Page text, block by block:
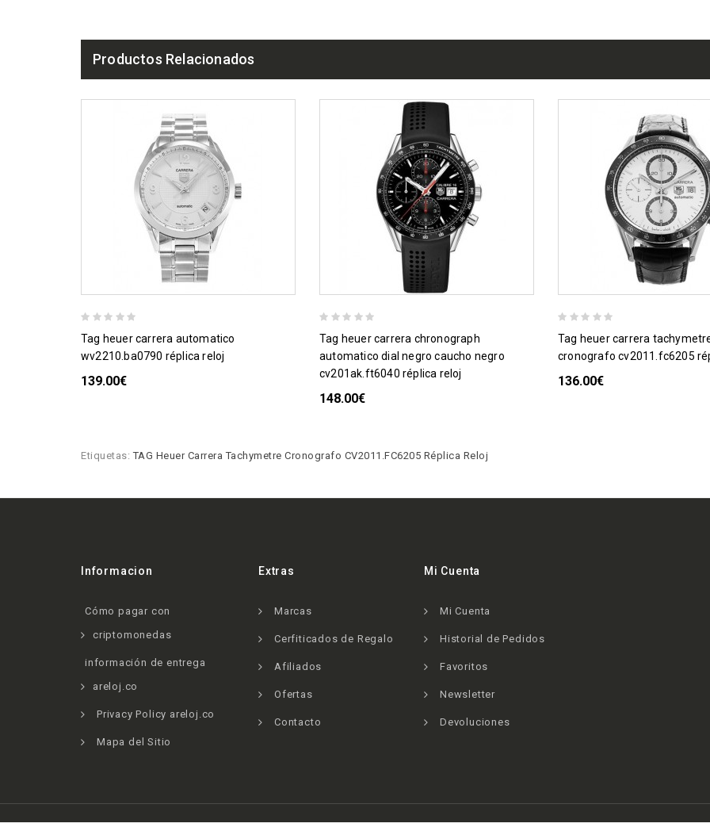
Productos Relacionados
tag heuer carrera automatico
wv2210.ba0790 réplica reloj
139.00€
tag heuer carrera chronograph
automatico dial negro caucho negro
cv201ak.ft6040 réplica reloj
148.00€
tag heuer carrera tachymetre
cronografo cv2011.fc6205
136.00€
Etiquetas:TAG Heuer Carrera Tachymetre Cronografo CV2011.FC6205 Réplica Reloj
Informacion
Cómo pagar con
criptomonedas
información de entrega
areloj.co
Privacy Policy areloj.co
Mapa del Sitio
Extras
Marcas
Cerfiticados de Regalo
Afiliados
Ofertas
Contacto
Mi Cuenta
Mi Cuenta
Historial de Pedidos
Favoritos
Newsletter
Devoluciones